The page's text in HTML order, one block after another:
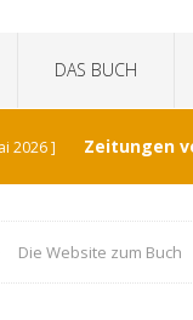
DAS BUCH
2026 ] Zeitungen
2026 ] „Die
Die Website zum Buch